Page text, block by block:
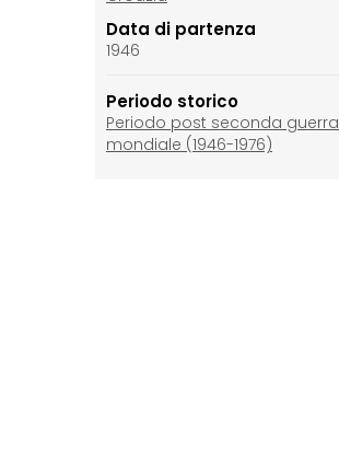
Data di partenza
1946
Periodo storico
Periodo post seconda guerra
mondiale (1946-1976)